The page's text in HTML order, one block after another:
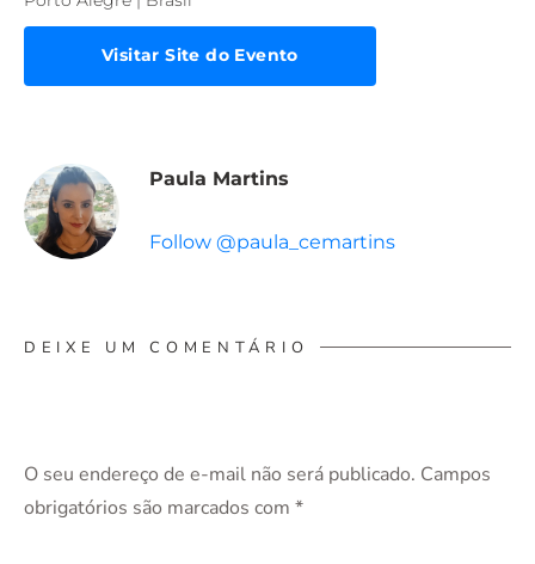
Visitar Site do Evento
Paula Martins
Follow @paula_cemartins
DEIXE UM COMENTÁRIO
O seu endereço de e-mail não será publicado. Campos
obrigatórios são marcados com *